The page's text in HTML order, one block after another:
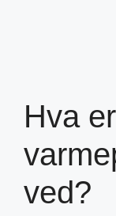
Hva
ved?